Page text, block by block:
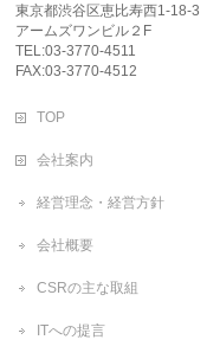
東京都渋谷区恵比寿西1-18-3
アームズワンビル２F
TEL:03-3770-4511
FAX:03-3770-4512
TOP
会社案内
経営理念・経営方針
会社概要
CSRの主な取組
ITへの提言